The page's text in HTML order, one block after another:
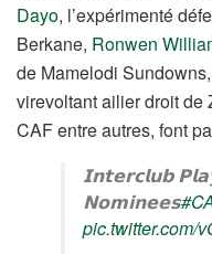
Dayo, l’expérimenté
Berkane, Ronwen
de Mamelodi Sundowns,
virevoltant ailier droit
CAF entre autres, font
𝗜𝗻𝘁𝗲𝗿𝗰𝗹𝘂𝗯
𝗡𝗼𝗺𝗶𝗻𝗲𝗲𝘀
pic.twitter.com/